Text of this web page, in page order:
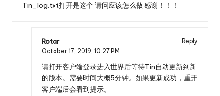
Tin_log.txt打开是这个 请问应该怎么做 感谢！！！
Rotar
Reply
October 17, 2019, 10:27 PM
请打开客户端登录进入世界后等待Tin自动更新到新
的版本。需要时间大概5分钟。如果更新成功，重开
客户端后会看到提示。